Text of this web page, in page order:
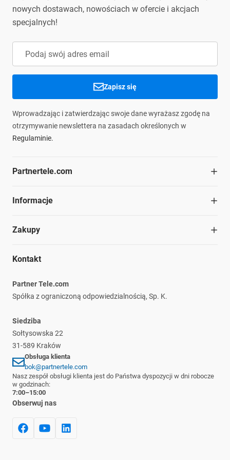
podmiotu
odpowiedzialnego:
info@partnertele.com
nowych dostawach, nowościach w ofercie i akcjach
specjalnych!
Zapisz się
Wprowadzając i zatwierdzając swoje dane wyrażasz zgodę na
otrzymywanie newslettera na zasadach określonych w
Regulaminie.
Partnertele.com
O firmie
Struktura organizacyjna
Nasze marki
Informacje
Blog
Informacje prawne
Zakupy
Regulamin
Płatność i dostawa
Reklamacje i zwroty
Kontakt
Partner Tele.com
Spółka z ograniczoną odpowiedzialnością, Sp. K.
Siedziba
Sołtysowska 22
31-589 Kraków
Obsługa klienta
bok@partnertele.com
Nasz zespół obsługi klienta jest do Państwa dyspozycji w dni robocze
w godzinach:
7:00–15:00
Obserwuj nas